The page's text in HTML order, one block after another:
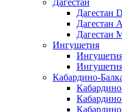
Дагестан
Дагестан
Дагестан
Дагестан
Ингушетия
Кабардино-